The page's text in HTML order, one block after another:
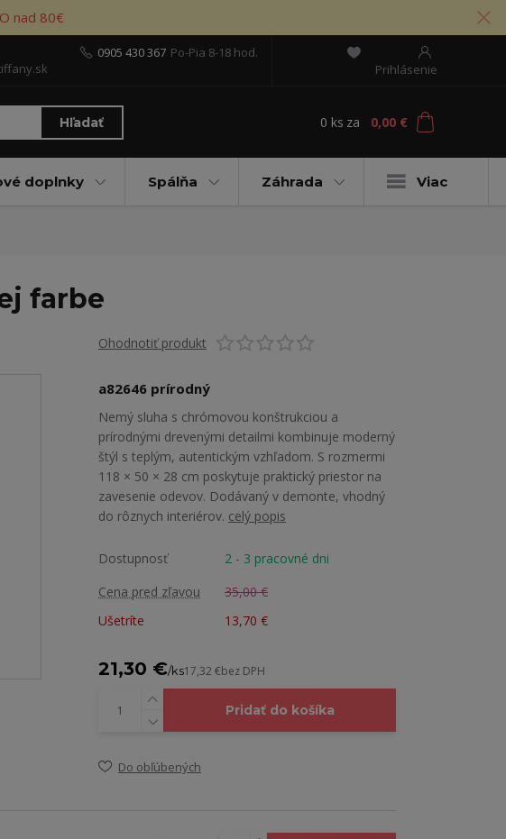
nad 80€
Prihlásenie
Hľadať
0905 430 367 Po-Pia 8-18 hod.
0 ks za 0,00 €
doplnky Spálňa Záhrada Viac
farbe
Ohodnotiť produkt
a82646 prírodný
Nemý sluha s chrómovou konštrukciou a
prírodnými drevenými detailmi kombinuje moderný
štýl s teplým, autentickým vzhľadom. S rozmermi
118 × 50 × 28 cm poskytuje praktický priestor na
zavesenie odevov. Dodávaný v demonte, vhodný
do rôznych interiérov. celý popis
Dostupnosť
2 - 3 pracovné dni
Cena pred zľavou
35,00 €
Ušetríte
13,70 €
21,30 €/ks17,32 €bez DPH
Pridať do košíka
Do obľúbených